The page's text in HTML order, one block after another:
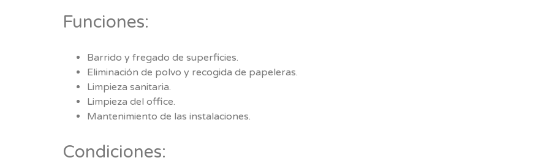
Funciones:
Barrido y fregado de superficies.
Eliminación de polvo y recogida de papeleras.
Limpieza sanitaria.
Limpieza del office.
Mantenimiento de las instalaciones.
Condiciones: